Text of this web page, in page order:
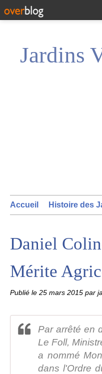
Jardins
Accueil Histoire des
Daniel
Mérite
Publié le 25 mars 2015 par
Par arrêté en
Le Foll,
a nommé
dans l'Ordre